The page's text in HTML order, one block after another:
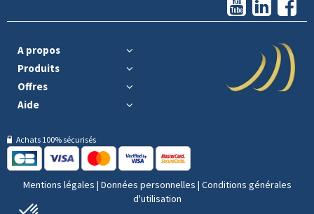
A propos
Produits
Offres
Aide
Achats 100% sécurisés
Mentions légales | Données personnelles | Conditions générales
d'utilisation